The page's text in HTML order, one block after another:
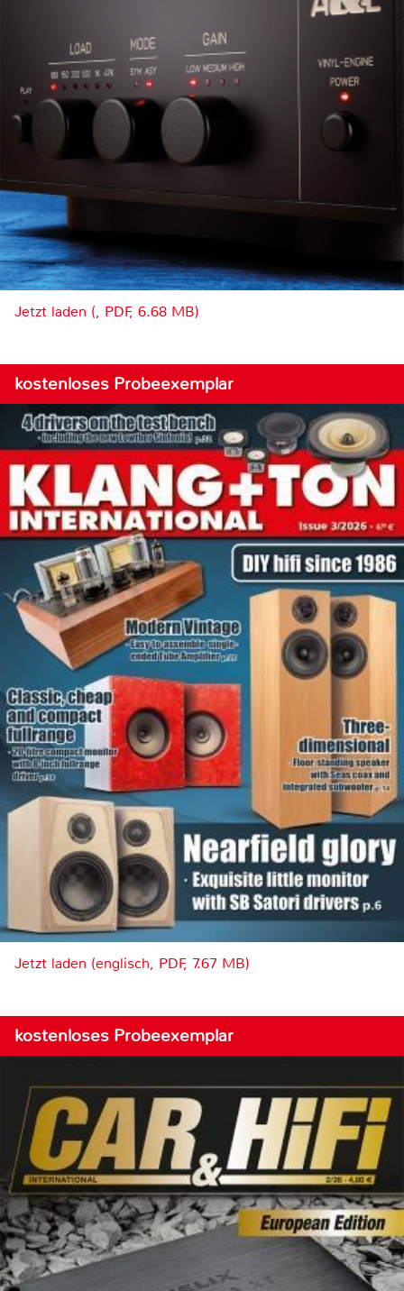
Jetzt laden (, PDF, 6.68 MB)
kostenloses Probeexemplar
Jetzt laden (englisch, PDF, 7.67 MB)
kostenloses Probeexemplar